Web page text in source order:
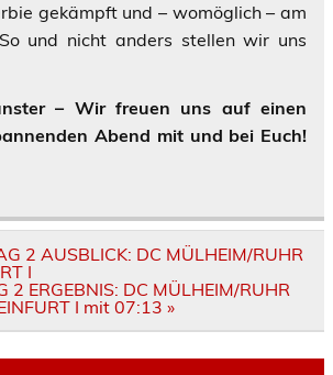
gekämpft und – womöglich – am
und nicht anders stellen wir uns
– Wir freuen uns auf einen
Abend mit und bei Euch!
2 AUSBLICK: DC MÜLHEIM/RUHR
I
2 ERGEBNIS: DC MÜLHEIM/RUHR
I mit 07:13 »